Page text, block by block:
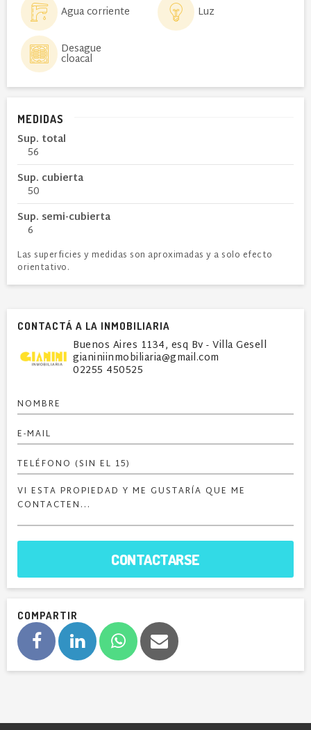
Agua corriente Luz
Desague
cloacal
MEDIDAS
Sup. total
56
Sup. cubierta
50
Sup. semi-cubierta
6
Las superficies y medidas son aproximadas y a solo efecto
orientativo.
CONTACTÁ A LA INMOBILIARIA
Buenos Aires 1134, esq Bv - Villa Gesell
gianiniinmobiliaria@gmail.com
02255 450525
CONTACTARSE
COMPARTIR